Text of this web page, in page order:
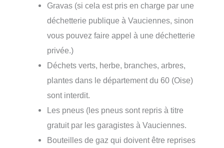
Gravas (si cela est pris en charge par une
déchetterie publique à Vauciennes, sinon
vous pouvez faire appel à une déchetterie
privée.)
Déchets verts, herbe, branches, arbres,
plantes dans le département du 60 (Oise)
sont interdit.
Les pneus (les pneus sont repris à titre
gratuit par les garagistes à Vauciennes.
Bouteilles de gaz qui doivent être reprises